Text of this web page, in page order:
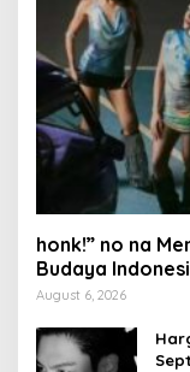
honk!” no na
Budaya
August 6, 2026